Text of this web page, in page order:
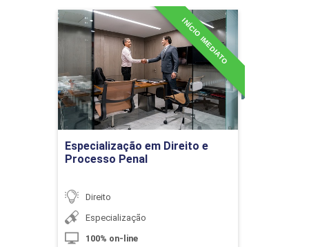
Herdeiros Necessários
10h
Exclusão de Herdeiros por Indignidade
e a Deserção
Especialização em Direito e
Processo Penal
INÍCIO IMEDIATO
Direito
Especialização
100% on-line
Especialização em Direito e
Processo Penal
Detalhes do curso
Ir para Inscrição